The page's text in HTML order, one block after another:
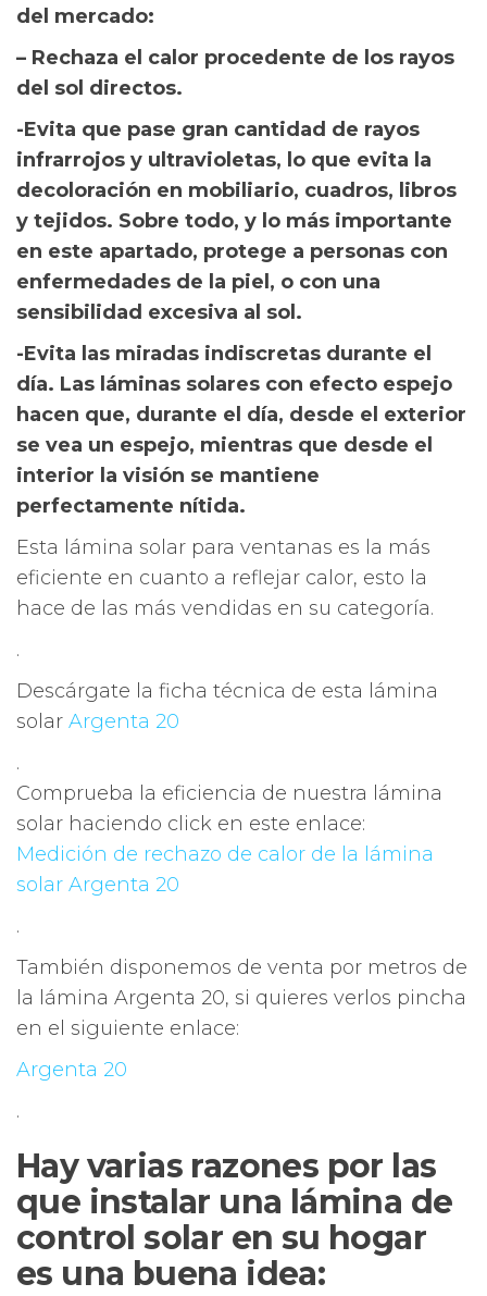
del mercado:
– Rechaza el calor procedente de los rayos
del sol directos.
-Evita que pase gran cantidad de rayos
infrarrojos y ultravioletas, lo que evita la
decoloración en mobiliario, cuadros, libros
y tejidos. Sobre todo, y lo más importante
en este apartado, protege a personas con
enfermedades de la piel, o con una
sensibilidad excesiva al sol.
-Evita las miradas indiscretas durante el
día. Las láminas solares con efecto espejo
hacen que, durante el día, desde el exterior
se vea un espejo, mientras que desde el
interior la visión se mantiene
perfectamente nítida.
Esta lámina solar para ventanas es la más
eficiente en cuanto a reflejar calor, esto la
hace de las más vendidas en su categoría.
.
Descárgate la ficha técnica de esta lámina
solar Argenta 20
.
Comprueba la eficiencia de nuestra lámina
solar haciendo click en este enlace:
Medición de rechazo de calor de la lámina
solar Argenta 20
.
También disponemos de venta por metros de
la lámina Argenta 20, si quieres verlos pincha
en el siguiente enlace:
Argenta 20
.
Hay varias razones por las
que instalar una lámina de
control solar en su hogar
es una buena idea: